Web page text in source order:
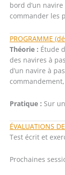
bord d’un
commander les
PROGRAMME
Théorie : Étude
des navires à
d’un navire à
Pratique : Sur
ÉVALUATIONS
Test écrit et
Prochaines